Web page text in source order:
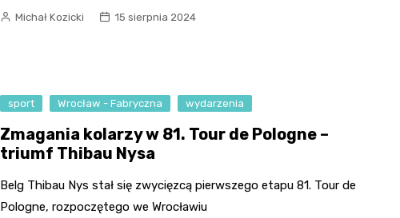
Michał Kozicki 15 sierpnia 2024
sport Wrocław - Fabryczna wydarzenia
Zmagania kolarzy w 81. Tour de Pologne –
triumf Thibau Nysa
Belg Thibau Nys stał się zwycięzcą pierwszego etapu 81. Tour de
Pologne, rozpoczętego we Wrocławiu